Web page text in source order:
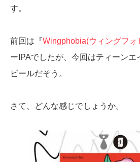
す。
前回は『Wingphobia(ウィングフォ
ーIPAでしたが、今回はティーンエ
ビールだそう。
さて、どんな感じでしょうか。